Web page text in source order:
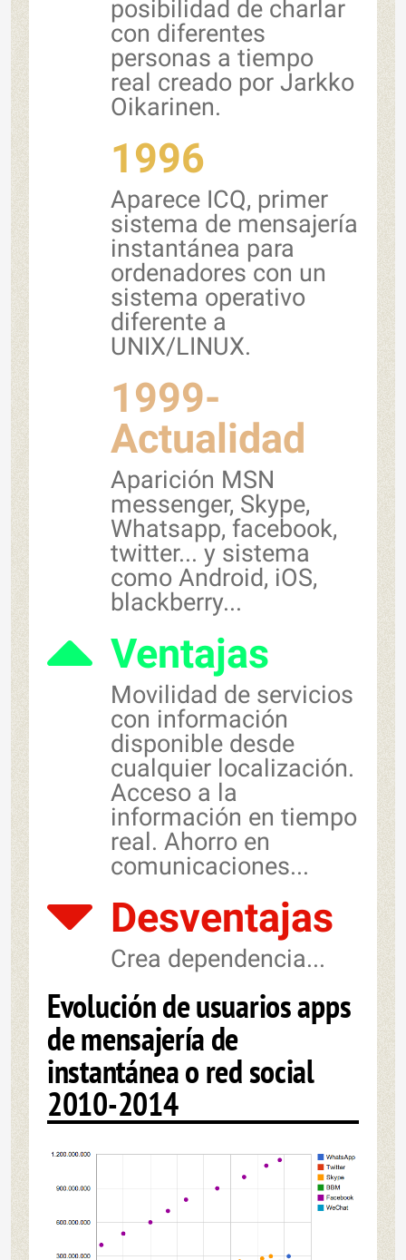
posibilidad de charlar
con diferentes
personas a tiempo
real creado por Jarkko
Oikarinen.
1996
Aparece ICQ, primer
sistema de mensajería
instantánea para
ordenadores con un
sistema operativo
diferente a
UNIX/LINUX.
1999-
Actualidad
Aparición MSN
messenger, Skype,
Whatsapp, facebook,
twitter... y sistema
como Android, iOS,
blackberry...
Ventajas
Movilidad de servicios
con información
disponible desde
cualquier localización.
Acceso a la
información en tiempo
real. Ahorro en
comunicaciones...
Desventajas
Crea dependencia...
Evolución de usuarios apps
de mensajería de
instantánea o red social
2010-2014